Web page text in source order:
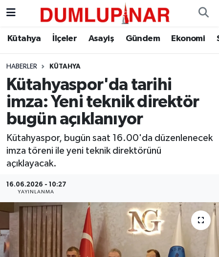
Kütahya İlçeler Asayiş Gündem Ekonomi
HABERLER KÜTAHYA
Kütahyaspor'da tarihi
imza: Yeni teknik direktör
bugün açıklanıyor
Kütahyaspor, bugün saat 16.00'da düzenlenecek
imza töreni ile yeni teknik direktörünü
açıklayacak.
16.06.2026 - 10:27
YAYINLANMA
Asayiş
Diğer
Dünya
Eğitim
Ekonomi
Eleman
Emlak
Gündem
Haber
Kütahya Hava Durumu
Kütahya Trafik Yoğunluk Haritası
Süper Lig Puan Durumu ve Fikstür
Tüm Manşetler
Son Dakika Haberleri
Haber Arşivi